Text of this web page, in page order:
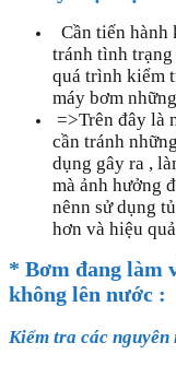
Cần tiến hành
tránh tình
quá trình kiểm
máy bơm
=>Trên đây là
cần tránh
dụng gây ra ,
mà ảnh hưởng
nênn sử dụng
hơn và hiệu
* Bơm đang làm
không lên nước :
Kiểm tra các nguyên